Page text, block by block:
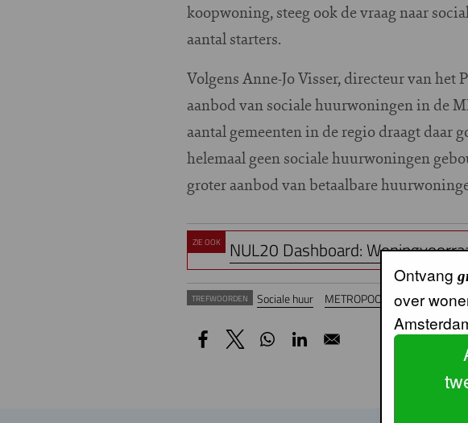
koopwoning, steeg ook de vraag naar
aantal starters.
Volgens Anne-Jo Visser, directeur van
aanbod van sociale huurwoningen in de
aantal gemeenten in de regio draagt daar
helemaal geen sociale huurwoningen
groter aanbod van betaalbare
ZIE OOK NUL20 Dashboard:
TREFWOORDEN Sociale huur METROPOOLREGIO - MRA
Ontvang
over